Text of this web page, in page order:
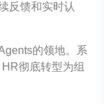
反馈和实时认
的领地。系
彻底转型为组